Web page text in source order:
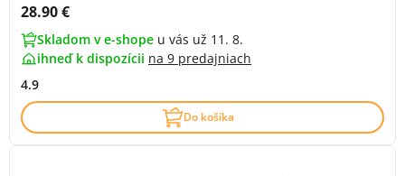
Cena s DPH:
28.90 €
Skladom v e-shope u vás už 11. 8.
ihneď k dispozícii na 9 predajniach
4.9
Do košíka